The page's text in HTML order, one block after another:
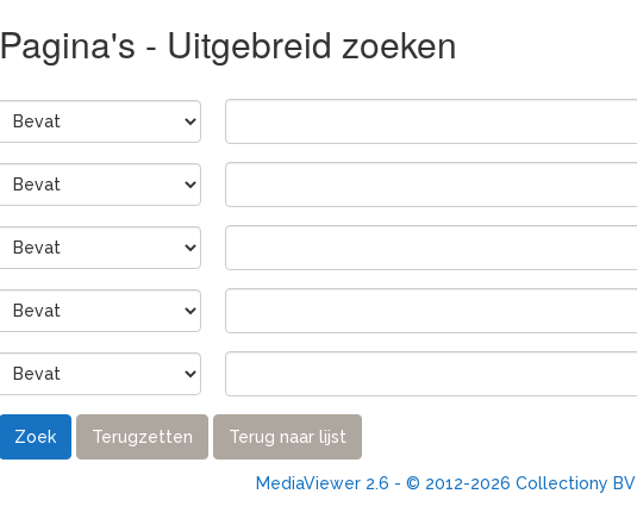
Pagina's - Uitgebreid zoeken
Zoek Terugzetten Terug naar lijst
MediaViewer 2.6 - © 2012-2026 Collectiony BV